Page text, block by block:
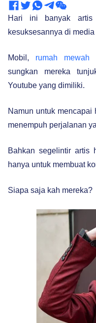
Hari ini banyak artis
kesuksesannya di
Mobil, rumah mewah
sungkan mereka
Youtube yang dimiliki.
Namun untuk
menempuh perjalanan
Bahkan segelintir artis
hanya untuk membuat
Siapa saja kah mereka?